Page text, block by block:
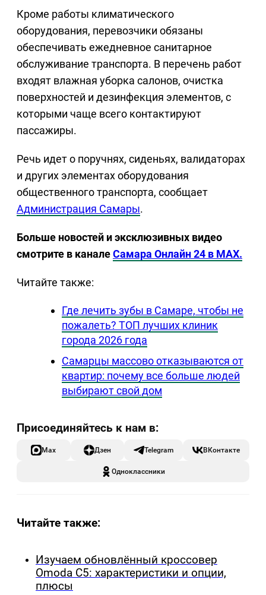
Кроме работы климатического
оборудования, перевозчики обязаны
обеспечивать ежедневное санитарное
обслуживание транспорта. В перечень работ
входят влажная уборка салонов, очистка
поверхностей и дезинфекция элементов, с
которыми чаще всего контактируют
пассажиры.
Речь идет о поручнях, сиденьях, валидаторах
и других элементах оборудования
общественного транспорта, сообщает
Администрация Самары.
Больше новостей и эксклюзивных видео
смотрите в каналеСамара Онлайн 24 в MAX.
Читайте также:
Где лечить зубы в Самаре, чтобы не
пожалеть? ТОП лучших клиник
города 2026 года
Самарцы массово отказываются от
квартир: почему все больше людей
выбирают свой дом
Max Дзен Telegram ВКонтакте
Одноклассники
Читайте также:
Изучаем обновлённый кроссовер
Omoda C5: характеристики и опции,
плюсы